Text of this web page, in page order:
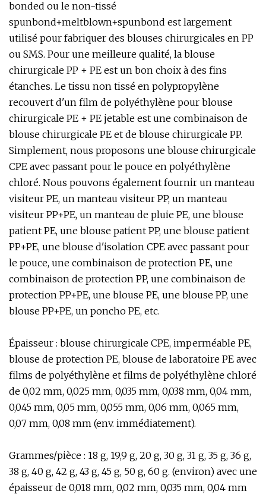
bonded ou le non-tissé
spunbond+meltblown+spunbond est largement
utilisé pour fabriquer des blouses chirurgicales en PP
ou SMS. Pour une meilleure qualité, la blouse
chirurgicale PP + PE est un bon choix à des fins
étanches. Le tissu non tissé en polypropylène
recouvert d'un film de polyéthylène pour blouse
chirurgicale PE + PE jetable est une combinaison de
blouse chirurgicale PE et de blouse chirurgicale PP.
Simplement, nous proposons une blouse chirurgicale
CPE avec passant pour le pouce en polyéthylène
chloré. Nous pouvons également fournir un manteau
visiteur PE, un manteau visiteur PP, un manteau
visiteur PP+PE, un manteau de pluie PE, une blouse
patient PE, une blouse patient PP, une blouse patient
PP+PE, une blouse d'isolation CPE avec passant pour
le pouce, une combinaison de protection PE, une
combinaison de protection PP, une combinaison de
protection PP+PE, une blouse PE, une blouse PP, une
blouse PP+PE, un poncho PE, etc.
Épaisseur : blouse chirurgicale CPE, imperméable PE,
blouse de protection PE, blouse de laboratoire PE avec
films de polyéthylène et films de polyéthylène chloré
de 0,02 mm, 0,025 mm, 0,035 mm, 0,038 mm, 0,04 mm,
0,045 mm, 0,05 mm, 0,055 mm, 0,06 mm, 0,065 mm,
0,07 mm, 0,08 mm (env. immédiatement).
Grammes/pièce : 18 g, 19,9 g, 20 g, 30 g, 31 g, 35 g, 36 g,
38 g, 40 g, 42 g, 43 g, 45 g, 50 g, 60 g. (environ) avec une
épaisseur de 0,018 mm, 0,02 mm, 0,035 mm, 0,04 mm